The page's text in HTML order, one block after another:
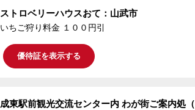
ストロベリーハウスおて：山武市
いちご狩り料金 １００円引
優待証を表示する
成東駅前観光交流センター内 わが街ご案内処